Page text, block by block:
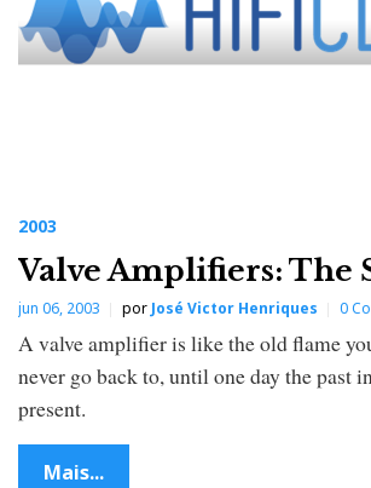
2003
Valve Amplifiers: The
jun 06, 2003 por José Victor Henriques 0
A valve amplifier is like the old flame
never go back to, until one day the past
present.
Mais...